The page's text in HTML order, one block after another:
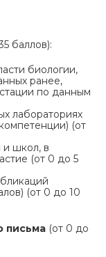
баллов):
биологии,
ранее,
по данным
лабораториях
(от
и школ, в
(от 0 до 5
(от 0 до 10
письма (от 0 до